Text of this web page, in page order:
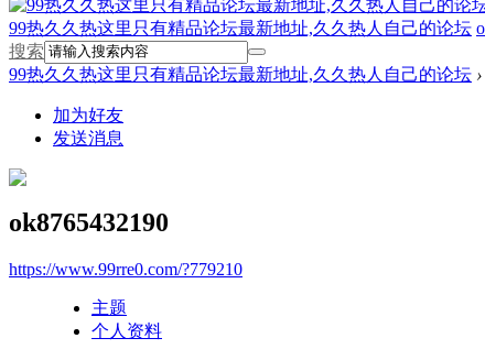
99热久久热这里只有精品论坛最新地址,久久热人自己的论坛
搜索
99热久久热这里只有精品论坛最新地址,久久热人自己的论坛 ›
加为好友
发送消息
ok8765432190
https://www.99rre0.com/?779210
主题
个人资料